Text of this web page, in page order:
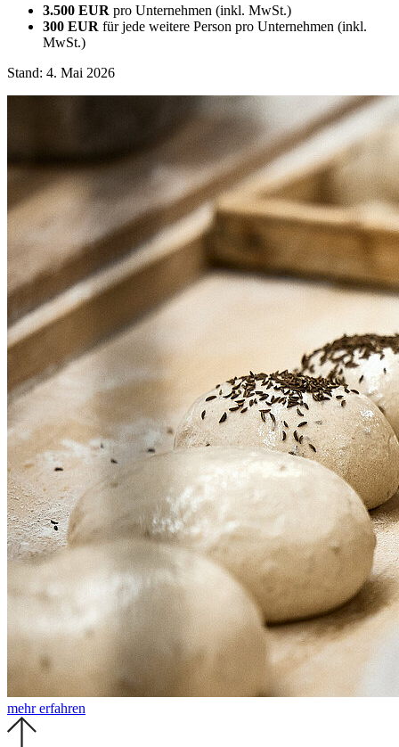
3.500 EUR pro Unternehmen (inkl. MwSt.)
300 EUR für jede weitere Person pro Unternehmen (inkl.
MwSt.)
Stand: 4. Mai 2026
mehr erfahren